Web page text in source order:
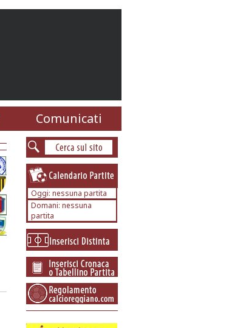
Comunicati
Oggi: nessuna partita
Domani: nessuna
partita